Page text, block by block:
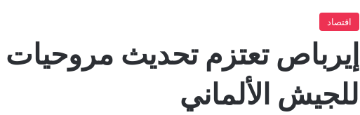
اقتصاد
إيرباص تعتزم تحديث مروحيات
للجيش الألماني